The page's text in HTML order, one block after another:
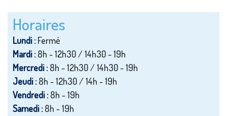
Horaires
Lundi :Fermé
Mardi :8h - 12h30 / 14h30 - 19h
Mercredi :8h - 12h30 / 14h30 - 19h
Jeudi :8h - 12h30 / 14h - 19h
Vendredi :8h - 19h
Samedi :8h - 19h